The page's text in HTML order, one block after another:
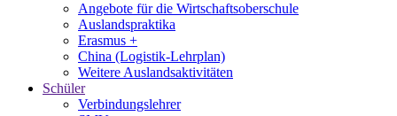
Angebote für die Wirtschaftsoberschule
Auslandspraktika
Erasmus +
China (Logistik-Lehrplan)
Weitere Auslandsaktivitäten
Schüler
Verbindungslehrer